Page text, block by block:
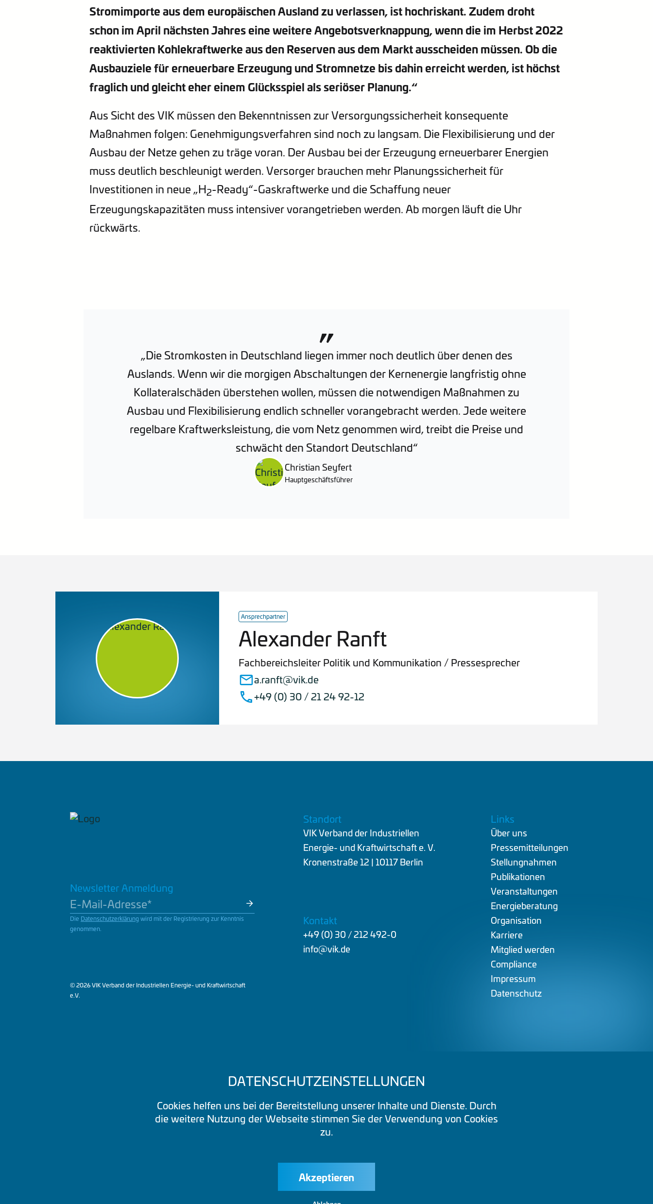
Stromimporte aus dem europäischen Ausland zu verlassen, ist hochriskant. Zudem droht
schon im April nächsten Jahres eine weitere Angebotsverknappung, wenn die im Herbst 2022
reaktivierten Kohlekraftwerke aus den Reserven aus dem Markt ausscheiden müssen. Ob die
Ausbauziele für erneuerbare Erzeugung und Stromnetze bis dahin erreicht werden, ist höchst
fraglich und gleicht eher einem Glücksspiel als seriöser Planung.“
Aus Sicht des VIK müssen den Bekenntnissen zur Versorgungssicherheit konsequente
Maßnahmen folgen: Genehmigungsverfahren sind noch zu langsam. Die Flexibilisierung und der
Ausbau der Netze gehen zu träge voran. Der Ausbau bei der Erzeugung erneuerbarer Energien
muss deutlich beschleunigt werden. Versorger brauchen mehr Planungssicherheit für
Investitionen in neue „H2-Ready“-Gaskraftwerke und die Schaffung neuer
Erzeugungskapazitäten muss intensiver vorangetrieben werden. Ab morgen läuft die Uhr
rückwärts.
„Die Stromkosten in Deutschland liegen immer noch deutlich über denen des
Auslands. Wenn wir die morgigen Abschaltungen der Kernenergie langfristig ohne
Kollateralschäden überstehen wollen, müssen die notwendigen Maßnahmen zu
Ausbau und Flexibilisierung endlich schneller vorangebracht werden. Jede weitere
regelbare Kraftwerksleistung, die vom Netz genommen wird, treibt die Preise und
schwächt den Standort Deutschland“
Christian Seyfert
Hauptgeschäftsführer
Ansprechpartner
Alexander Ranft
Fachbereichsleiter Politik und Kommunikation / Pressesprecher
a.ranft@vik.de
+49 (0) 30 / 21 24 92-12
Newsletter Anmeldung
Die Datenschutzerklärung wird mit der Registrierung zur Kenntnis
genommen.
© 2026 VIK Verband der Industriellen Energie- und Kraftwirtschaft
e.V.
Standort
VIK Verband der Industriellen
Energie- und Kraftwirtschaft e. V.
Kronenstraße 12 | 10117 Berlin
Kontakt
+49 (0) 30 / 212 492-0
info@vik.de
Links
Über uns
Pressemitteilungen
Stellungnahmen
Publikationen
Veranstaltungen
Energieberatung
Organisation
Karriere
Mitglied werden
Compliance
Impressum
Datenschutz
DATENSCHUTZEINSTELLUNGEN
Cookies helfen uns bei der Bereitstellung unserer Inhalte und Dienste. Durch
die weitere Nutzung der Webseite stimmen Sie der Verwendung von Cookies
zu.
Akzeptieren